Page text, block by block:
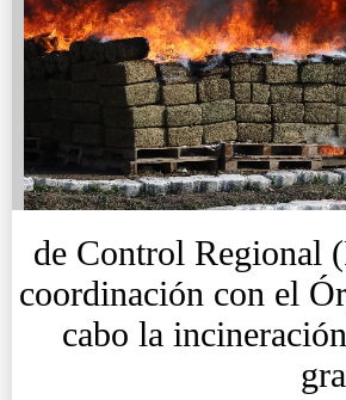
de Control Regional
coordinación con el
cabo la